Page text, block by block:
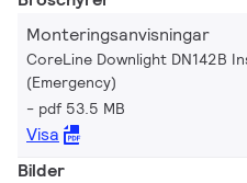
Monteringsanvisningar
CoreLine Downlight DN142B
(Emergency)
pdf 53.5 MB
Visa
Bilder